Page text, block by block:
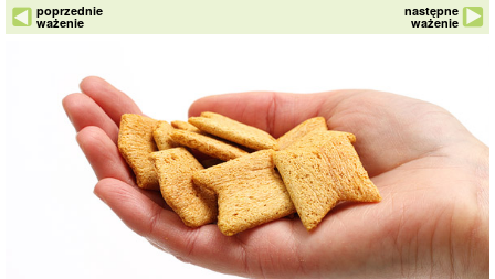
Porównywarka
Porady
Słownik
O stronie
poprzednie
ważenie
następne
ważenie